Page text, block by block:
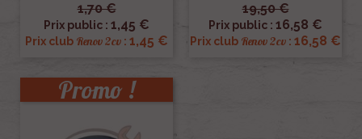
1,70 €
Prix public : 1,45 €
Prix club Renov 2cv : 1,45 €
19,50 €
Prix public : 16,58 €
Prix club Renov 2cv : 16,58 €
Promo !